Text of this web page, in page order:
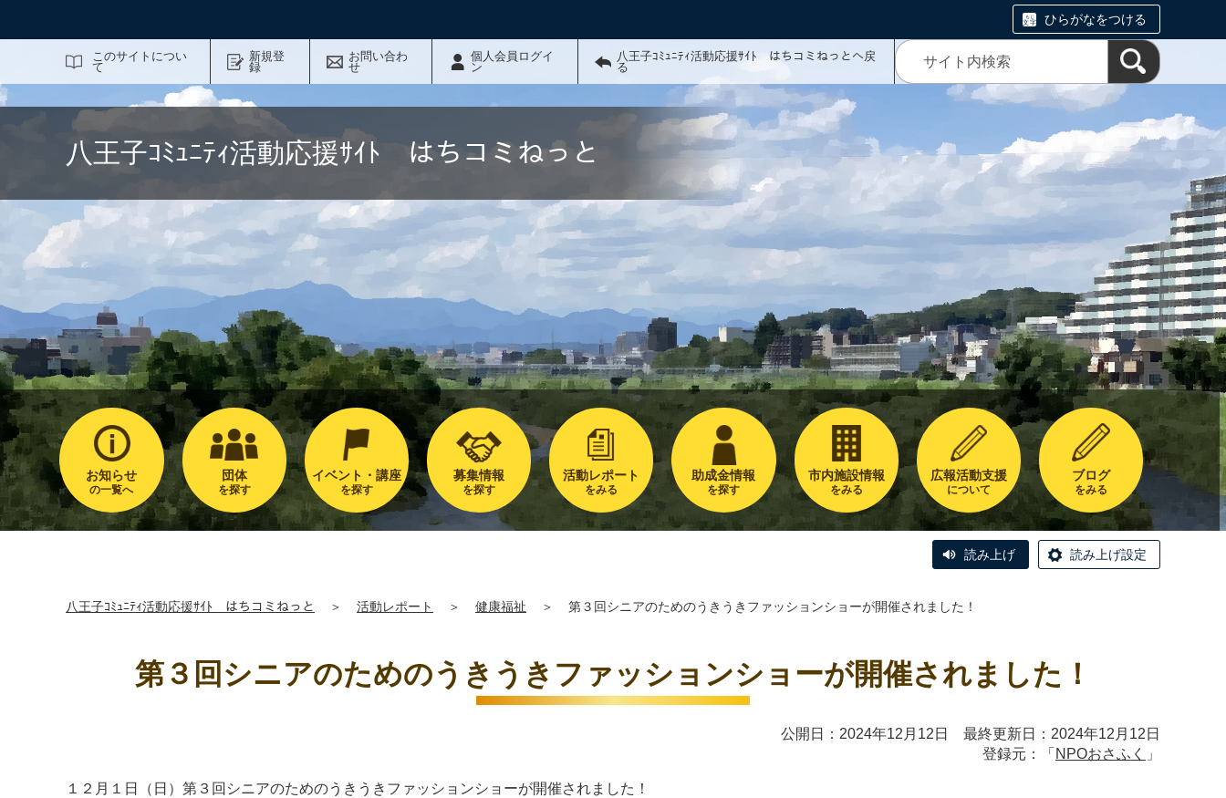
ひらがなをつける
このサイトについ
て
新規登
録
お問い合わ
せ
個人会員ログイ
ン
八王子ｺﾐｭﾆﾃｨ活動応援ｻｲﾄ はちコミねっとへ戻
る
八王子ｺﾐｭﾆﾃｨ活動応援ｻｲﾄ はちコミねっと
お知らせ
の一覧へ
団体
を探す
イベント・講座
を探す
募集情報
を探す
活動レポート
をみる
助成金情報
を探す
市内施設情報
をみる
広報活動支援
について
ブログ
をみる
読み上げ 読み上げ設定
八王子ｺﾐｭﾆﾃｨ活動応援ｻｲﾄ はちコミねっと ＞ 活動レポート ＞ 健康福祉 ＞ 第３回シニアのためのうきうきファッションショーが開催されました！
第３回シニアのためのうきうきファッションショーが開催されました！
公開日：2024年12月12日 最終更新日：2024年12月12日
登録元：「 NPOおさふく 」
１２月１日（日）第３回シニアのためのうきうきファッションショーが開催されました！